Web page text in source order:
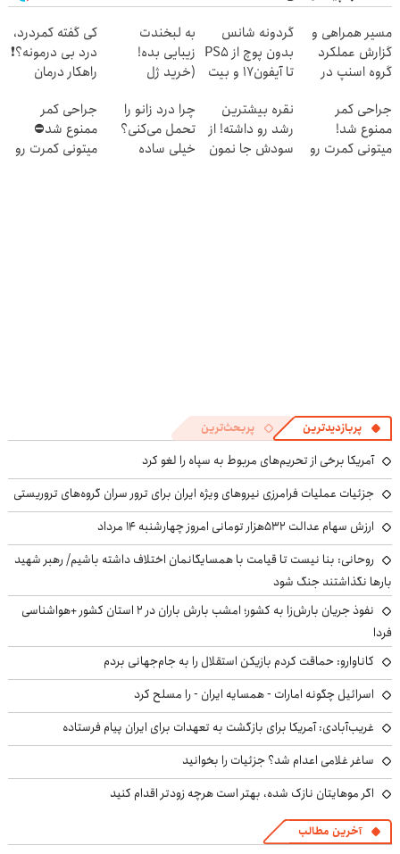
مسیر همراهی و
گزارش عملکرد
گروه اسنپ در
گردونه شانس
بدون پوچ از PS5
تا آیفون17 و بیت
به لبخندت
زیبایی بده!
(خرید ژل
دندان
با40%تخفیف)
کی گفته کمردرد،
درد بی درمونه؟❗
راهکار درمان
جراحی کمر
ممنوع شد!
میتونی کمرت رو
نقره بیشترین
رشد رو داشته! از
سودش جا نمون
چرا درد زانو را
تحمل می‌کنی؟
خیلی ساده
جراحی کمر
ممنوع شد⛔
میتونی کمرت رو
پربازدیدترین پربحث‌ترین
آمریکا برخی از تحریم‌های مربوط به سپاه را لغو کرد
جزئیات عملیات فرامرزی نیروهای ویژه ایران برای ترور سران گروه‌های تروریستی
ارزش سهام عدالت ۵۳۲هزار تومانی امروز چهارشنبه ۱۴ مرداد
روحانی: بنا نیست تا قیامت با همسایگانمان اختلاف داشته باشیم/ رهبر شهید
بارها نگذاشتند جنگ شود
نفوذ جریان بارش‌زا به کشور؛ امشب بارش باران در ۲ استان کشور +هواشناسی
فردا
کاناوارو: حماقت کردم بازیکن استقلال را به جام‌جهانی بردم
اسرائیل چگونه امارات - همسایه ایران - را مسلح کرد
غریب‌آبادی: آمریکا برای بازگشت به تعهدات برای ایران پیام فرستاده
ساغر غلامی اعدام شد؟ جزئیات را بخوانید
اگر موهایتان نازک شده، بهتر است هرچه زودتر اقدام کنید
آخرین مطالب